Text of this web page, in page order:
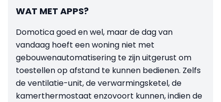
WAT MET APPS?
Domotica goed en wel, maar de dag van
vandaag hoeft een woning niet met
gebouwenautomatisering te zijn uitgerust om
toestellen op afstand te kunnen bedienen. Zelfs
de ventilatie-unit, de verwarmingsketel, de
kamerthermostaat enzovoort kunnen, indien de